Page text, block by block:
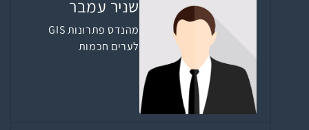
שניר עמבר
מהנדס פתרונות GIS
לערים חכמות